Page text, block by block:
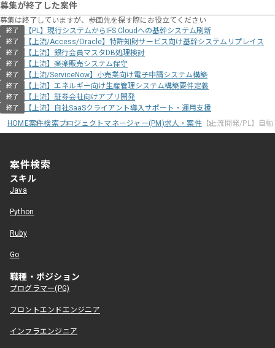
募集が終了した案件
募集は終了していますが、参画先を探す際にお役立てください
終了 【PL】現行システムからIFS Cloudへの基幹システム刷新
終了 【上流/Access/Oracle】特許知財サービス向け基幹システムリプレイス
終了 【上流】銀行会員マスタDB処理検討
終了 【上流】楽楽販売システム保守
終了 【上流/ServiceNow】小売業向け電子申請システム構築
終了 【上流】エネルギー向け生産管理システム構築要件定義
終了 【上流】証券会社向けアプリ開発
終了
【上流】自社SaaSクライアント導入サポート・運用支援
HOME案件検索プロジェクトマネージャー(PM)求人・案件【上流開発/PL】自
案件検索
スキル
Java
Python
Ruby
Go
職種・ポジション
プログラマー(PG)
フロントエンドエンジニア
インフラエンジニア